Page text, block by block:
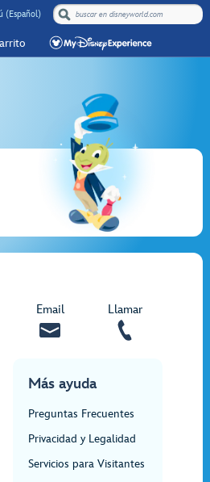
(Español)
Email Llamar
Más ayuda
Preguntas Frecuentes
Privacidad y Legalidad
Servicios para Visitantes